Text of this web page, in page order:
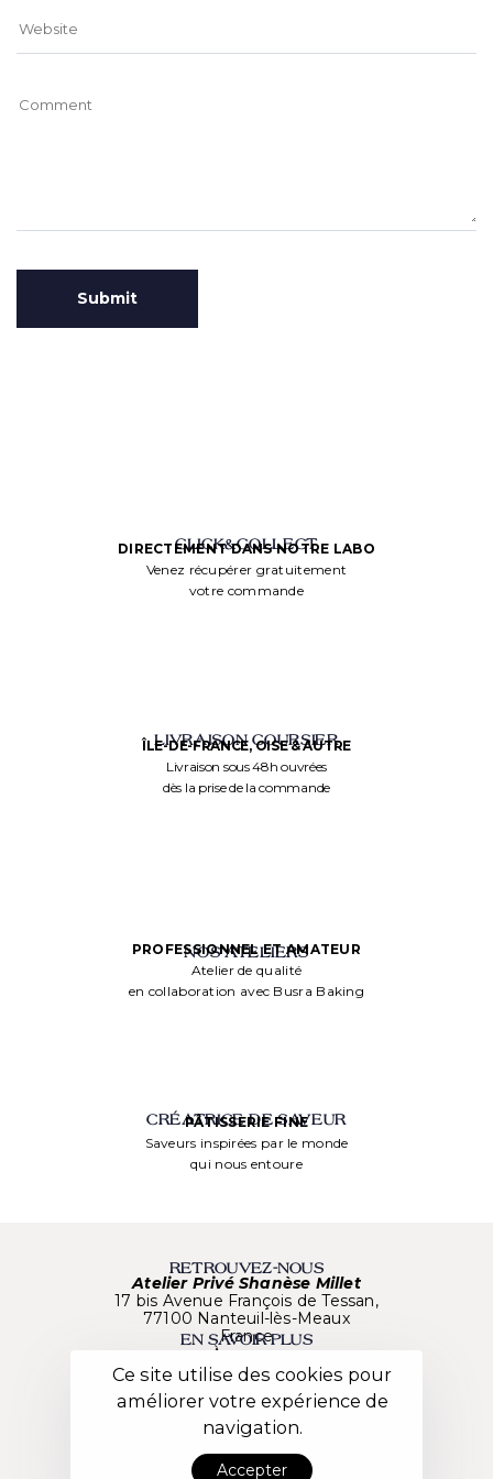
CLICK&COLLECT
DIRECTEMENT DANS NOTRE LABO
Venez récupérer gratuitement
votre commande
LIVRAISON COURSIER
ÎLE-DE-FRANCE, OISE & AUTRE
Livraison sous 48h ouvrées
dès la prise de la commande
NOS ATELIERS
PROFESSIONNEL ET AMATEUR
Atelier de qualité
en collaboration avec Busra Baking
CRÉATRICE DE SAVEUR
PÂTISSERIE FINE
Saveurs inspirées par le monde
qui nous entoure
RETROUVEZ-NOUS
Atelier Privé Shanèse Millet
17 bis Avenue François de Tessan,
77100 Nanteuil-lès-Meaux
France
EN SAVOIR PLUS
À propos
Nos créations
Besoin d’aide ?
Nos Ateliers
LIENS UTILES
Mentions Légales
Données personnelles
NOUS SUIVRE
Ce site utilise des cookies pour
améliorer votre expérience de
navigation.
Accepter